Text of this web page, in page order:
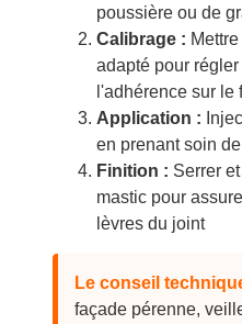
poussière ou de
Calibrage :
adapté pour
l'adhérence sur le
Application :
en prenant soin
Finition : Serrer
mastic pour
lèvres du joint
Le conseil
façade pérenne,